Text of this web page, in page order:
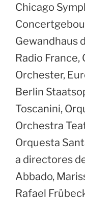
Chicago
Gewandhaus
Radio France,
Orchester,
Berlin
Toscanini,
Orchestra
Orquesta
a directores
Abbado,
Rafael